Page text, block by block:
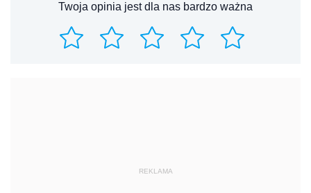
Twoja opinia jest dla nas bardzo ważna
REKLAMA